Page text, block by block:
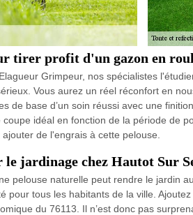
tirer profit d'un gazon en
Grimpeur, nos spécialistes
Vous aurez un réel réconfort en
de base d’un soin réussi avec une
idéal en fonction de la période de
de l'engrais à cette pelouse.
jardinage chez Hautot Sur
pelouse naturelle peut rendre le jardin
pour tous les habitants de la ville.
du 76113. Il n’est donc pas